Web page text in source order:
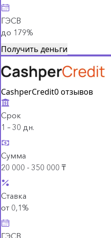
ГЭСВ
до 179%
Получить деньги
CashperCredit0 отзывов
Срок
1 – 30 дн.
Сумма
20 000 - 350 000 ₸
Ставка
от 0,1%
ГЭСВ